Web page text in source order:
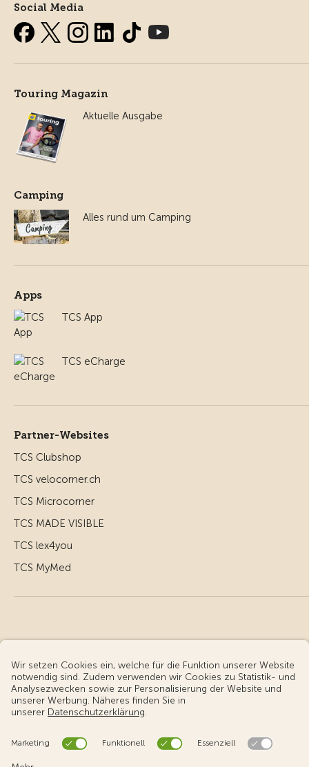
Social Media
Touring Magazin
Aktuelle Ausgabe
Camping
Alles rund um Camping
Apps
TCS App
TCS eCharge
Partner-Websites
TCS Clubshop
TCS velocorner.ch
TCS Microcorner
TCS MADE VISIBLE
TCS lex4you
TCS MyMed
© Touring Club Schweiz
Benutzungsbedingungen - rechtliche Informationen